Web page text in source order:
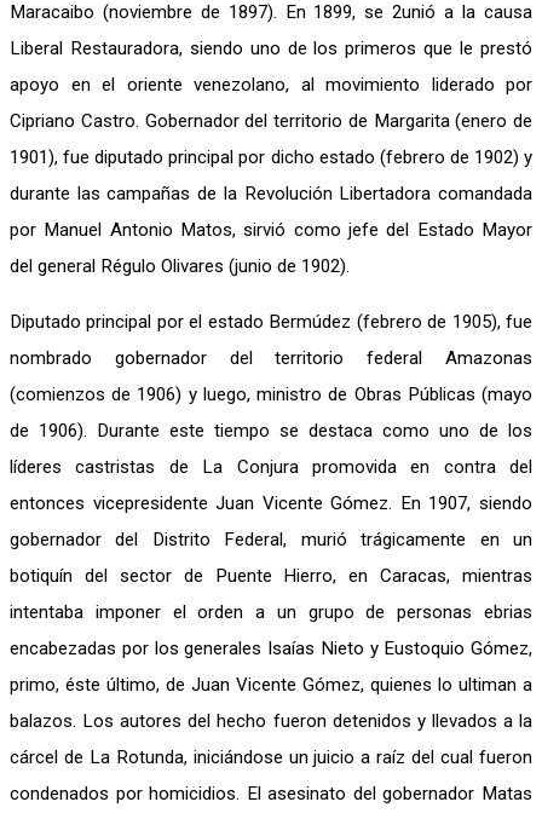
Maracaibo (noviembre de 1897). En 1899, se 2unió a la causa
Liberal Restauradora, siendo uno de los primeros que le prestó
apoyo en el oriente venezolano, al movimiento liderado por
Cipriano Castro. Gobernador del territorio de Margarita (enero de
1901), fue diputado principal por dicho estado (febrero de 1902) y
durante las campañas de la Revolución Libertadora comandada
por Manuel Antonio Matos, sirvió como jefe del Estado Mayor
del general Régulo Olivares (junio de 1902).
Diputado principal por el estado Bermúdez (febrero de 1905), fue
nombrado gobernador del territorio federal Amazonas
(comienzos de 1906) y luego, ministro de Obras Públicas (mayo
de 1906). Durante este tiempo se destaca como uno de los
líderes castristas de La Conjura promovida en contra del
entonces vicepresidente Juan Vicente Gómez. En 1907, siendo
gobernador del Distrito Federal, murió trágicamente en un
botiquín del sector de Puente Hierro, en Caracas, mientras
intentaba imponer el orden a un grupo de personas ebrias
encabezadas por los generales Isaías Nieto y Eustoquio Gómez,
primo, éste último, de Juan Vicente Gómez, quienes lo ultiman a
balazos. Los autores del hecho fueron detenidos y llevados a la
cárcel de La Rotunda, iniciándose un juicio a raíz del cual fueron
condenados por homicidios. El asesinato del gobernador Matas